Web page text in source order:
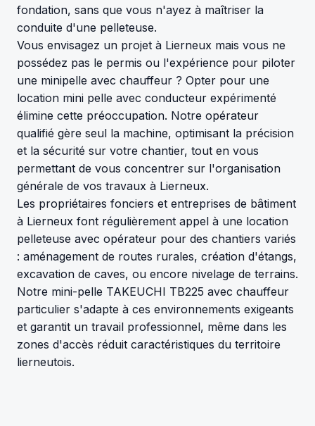
fondation, sans que vous n'ayez à maîtriser la
conduite d'une pelleteuse.
Vous envisagez un projet à Lierneux mais vous ne
possédez pas le permis ou l'expérience pour piloter
une minipelle avec chauffeur ? Opter pour une
location mini pelle avec conducteur expérimenté
élimine cette préoccupation. Notre opérateur
qualifié gère seul la machine, optimisant la précision
et la sécurité sur votre chantier, tout en vous
permettant de vous concentrer sur l'organisation
générale de vos travaux à Lierneux.
Les propriétaires fonciers et entreprises de bâtiment
à Lierneux font régulièrement appel à une location
pelleteuse avec opérateur pour des chantiers variés
: aménagement de routes rurales, création d'étangs,
excavation de caves, ou encore nivelage de terrains.
Notre mini-pelle TAKEUCHI TB225 avec chauffeur
particulier s'adapte à ces environnements exigeants
et garantit un travail professionnel, même dans les
zones d'accès réduit caractéristiques du territoire
lierneutois.